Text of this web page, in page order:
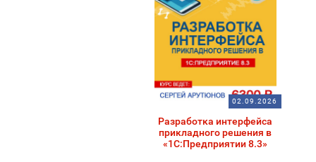
02.09.2026
Разработка интерфейса
прикладного решения в
«1С:Предприятии 8.3»